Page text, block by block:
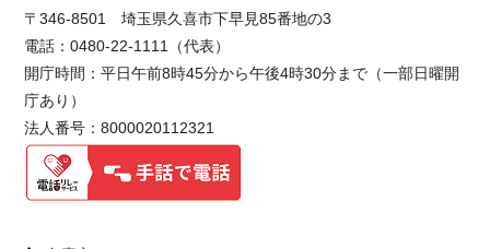
〒346-8501 埼玉県久喜市下早見85番地の3
電話：0480-22-1111（代表）
開庁時間：平日午前8時45分から午後4時30分まで（一部日曜開
庁あり）
法人番号：8000020112321